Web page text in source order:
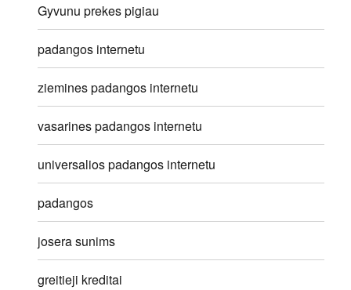
Gyvunu prekes pigiau
padangos internetu
ziemines padangos internetu
vasarines padangos internetu
universalios padangos internetu
padangos
josera sunims
greitieji kreditai